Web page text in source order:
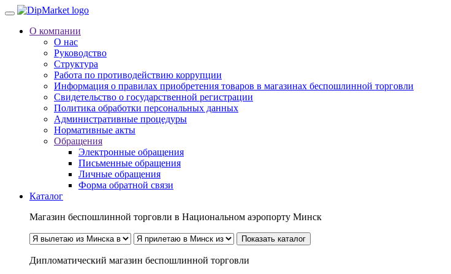
О компании
О нас
Руководство
Структура
Работа по противодействию коррупции
Информация о правилах приобретения товаров в магазинах беспошлинной торговли
Свидетельство о государственной регистрации
Политика обработки персональных данных
Административные процедуры
Нормативные акты
Обращения
Электронные обращения
Письменные обращения
Личные обращения
Форма обратной связи
Каталог
Магазин беспошлинной торговли в Национальном аэропорту Минск
Показать каталог
Дипломатический магазин беспошлинной торговли